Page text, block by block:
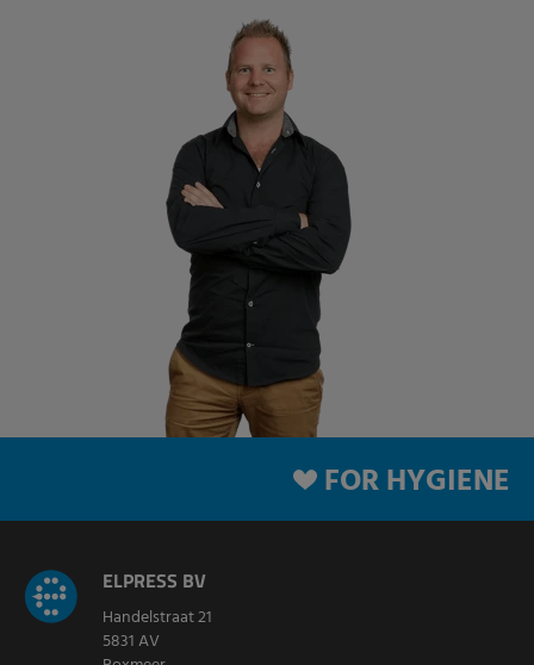
FOR HYGIENE
ELPRESS BV
Handelstraat 21
5831 AV